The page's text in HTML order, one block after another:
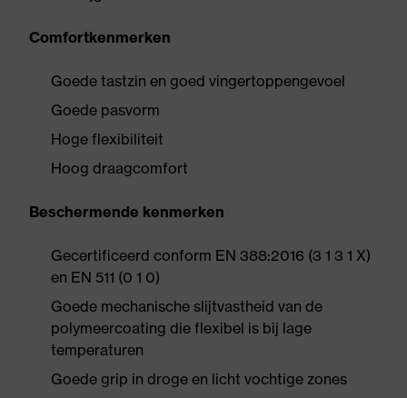
Comfortkenmerken
Goede tastzin en goed vingertoppengevoel
Goede pasvorm
Hoge flexibiliteit
Hoog draagcomfort
Beschermende kenmerken
Gecertificeerd conform EN 388:2016 (3 1 3 1 X)
en EN 511 (0 1 0)
Goede mechanische slijtvastheid van de
polymeercoating die flexibel is bij lage
temperaturen
Goede grip in droge en licht vochtige zones